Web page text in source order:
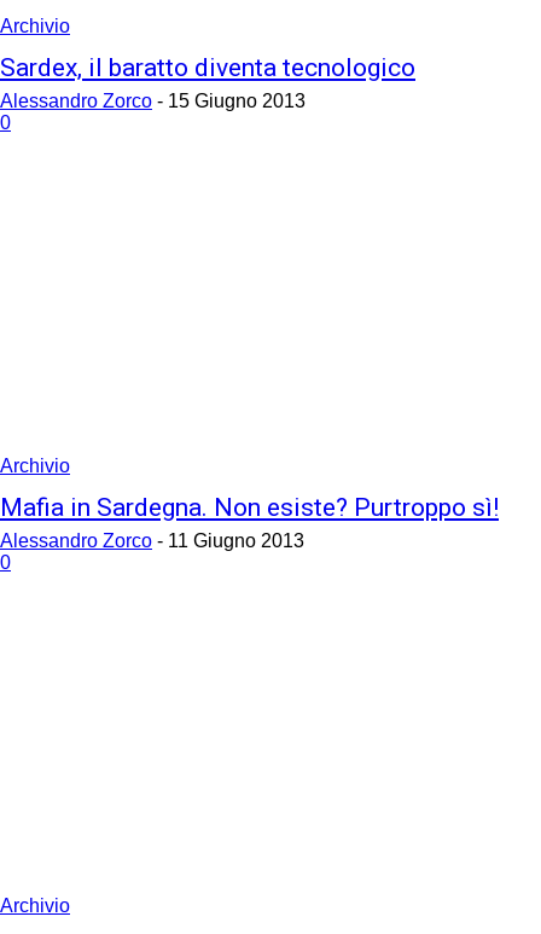
Archivio
Sardex, il baratto diventa tecnologico
Alessandro Zorco - 15 Giugno 2013
0
Archivio
Mafia in Sardegna. Non esiste? Purtroppo sì!
Alessandro Zorco - 11 Giugno 2013
0
Archivio